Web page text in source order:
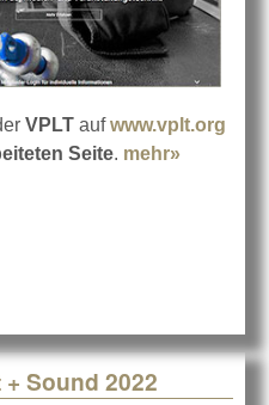
VPLT aufwww.vplt.org
Seite. mehr»
Sound 2022